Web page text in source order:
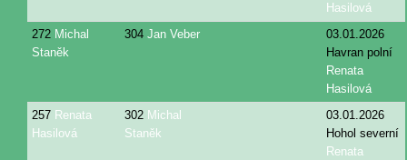
Hasilová
272 Michal
Staněk
304 Jan Veber
03.01.2026
Havran polní
Renata
Hasilová
257 Renata
Hasilová
302 Michal
Staněk
03.01.2026
Hohol severní
Renata